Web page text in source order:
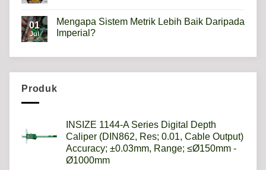
on
Hardness
scale
01
Jul
Mengapa Sistem Metrik Lebih Baik Daripada
Imperial?
Lebih
Produk
INSIZE 1144-A Series Digital Depth
Caliper (DIN862, Res; 0.01, Cable Output)
Accuracy; ±0.03mm, Range; ≤Ø150mm -
Ø1000mm